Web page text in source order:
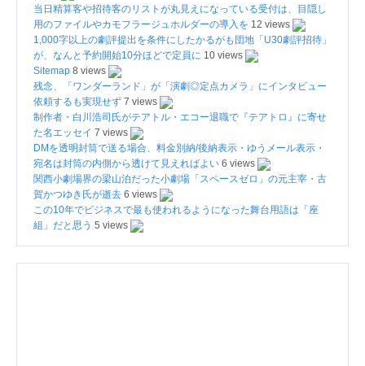
当日精算客や招待客のリストが丸見えになっている受付は、目隠し
用のファイルやカモフラージュホルダーの導入を 12 views
1,000字以上の劇評提出を条件にしたかるがも団地「U30劇評招待」
が、なんと予約開始10分ほどで定員に 10 views
Sitemap 8 views
残念、「ワンダーランド」が「演劇◎定点カメラ」にインタビュー
依頼するも実現せず 7 views
制作者・白川浩司氏がテアトル・エコー退職で『テアトロ』に寄せ
た名エッセイ 7 views
DMを透明封筒で送る場合、料金別納/後納表示・ゆうメール表示・
宛名は封筒の内側から透けて見えればよい 6 views
関西小劇場界の梁山泊だった小劇場「スペースゼロ」の元主宰・古
賀かつゆき氏が逝去 6 views
この10年でビジネスで最も使われるようになった舞台用語は「座
組」だと思う 5 views